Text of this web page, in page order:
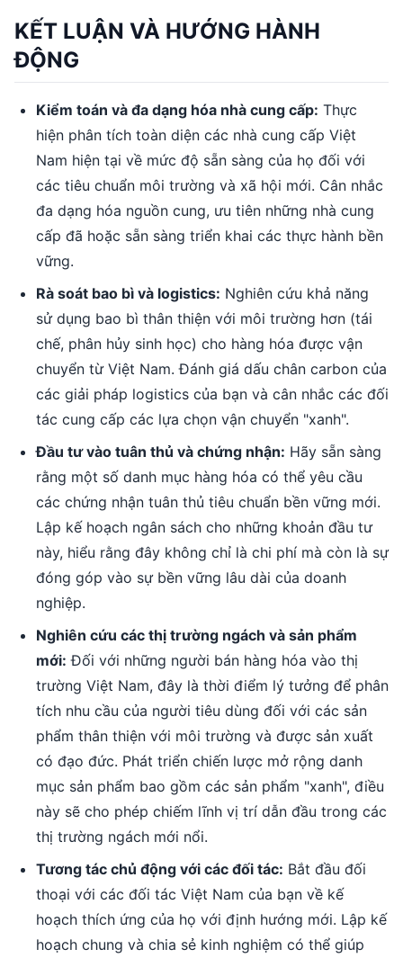
KẾT LUẬN VÀ HƯỚNG HÀNH
ĐỘNG
Kiểm toán và đa dạng hóa nhà cung cấp: Thực
hiện phân tích toàn diện các nhà cung cấp Việt
Nam hiện tại về mức độ sẵn sàng của họ đối với
các tiêu chuẩn môi trường và xã hội mới. Cân nhắc
đa dạng hóa nguồn cung, ưu tiên những nhà cung
cấp đã hoặc sẵn sàng triển khai các thực hành bền
vững.
Rà soát bao bì và logistics: Nghiên cứu khả năng
sử dụng bao bì thân thiện với môi trường hơn (tái
chế, phân hủy sinh học) cho hàng hóa được vận
chuyển từ Việt Nam. Đánh giá dấu chân carbon của
các giải pháp logistics của bạn và cân nhắc các đối
tác cung cấp các lựa chọn vận chuyển "xanh".
Đầu tư vào tuân thủ và chứng nhận: Hãy sẵn sàng
rằng một số danh mục hàng hóa có thể yêu cầu
các chứng nhận tuân thủ tiêu chuẩn bền vững mới.
Lập kế hoạch ngân sách cho những khoản đầu tư
này, hiểu rằng đây không chỉ là chi phí mà còn là sự
đóng góp vào sự bền vững lâu dài của doanh
nghiệp.
Nghiên cứu các thị trường ngách và sản phẩm
mới: Đối với những người bán hàng hóa vào thị
trường Việt Nam, đây là thời điểm lý tưởng để phân
tích nhu cầu của người tiêu dùng đối với các sản
phẩm thân thiện với môi trường và được sản xuất
có đạo đức. Phát triển chiến lược mở rộng danh
mục sản phẩm bao gồm các sản phẩm "xanh", điều
này sẽ cho phép chiếm lĩnh vị trí dẫn đầu trong các
thị trường ngách mới nổi.
Tương tác chủ động với các đối tác: Bắt đầu đối
thoại với các đối tác Việt Nam của bạn về kế
hoạch thích ứng của họ với định hướng mới. Lập kế
hoạch chung và chia sẻ kinh nghiệm có thể giúp